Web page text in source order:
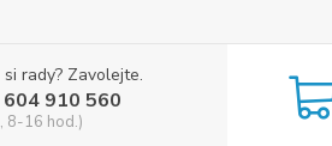
rady? Zavolejte.
910 560
8-16 hod.)